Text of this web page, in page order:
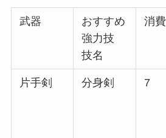
武器
おすすめ
強力技
技名
消費
片手剣 分身剣 7